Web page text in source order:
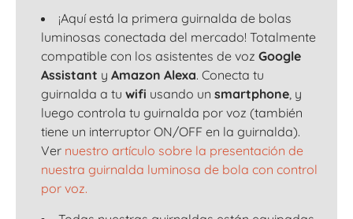
¡Aquí está la primera guirnalda de bolas
luminosas conectada del mercado! Totalmente
compatible con los asistentes de voz Google
Assistant y Amazon Alexa. Conecta tu
guirnalda a tu wifi usando un smartphone , y
luego controla tu guirnalda por voz (también
tiene un interruptor ON/OFF en la guirnalda).
Ver nuestro artículo sobre la presentación de
nuestra guirnalda luminosa de bola con control
por voz.